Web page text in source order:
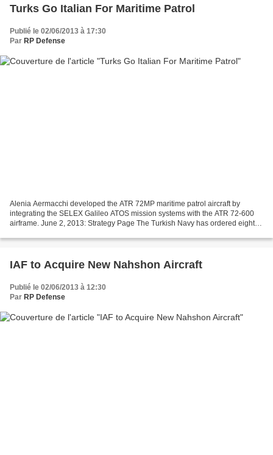
Turks Go Italian For Maritime Patrol
Publié le 02/06/2013 à 17:30
Par RP Defense
Alenia Aermacchi developed the ATR 72MP maritime patrol aircraft by
integrating the SELEX Galileo ATOS mission systems with the ATR 72-600
airframe. June 2, 2013: Strategy Page The Turkish Navy has ordered eight
IAF to Acquire New Nahshon Aircraft
Publié le 02/06/2013 à 12:30
Par RP Defense